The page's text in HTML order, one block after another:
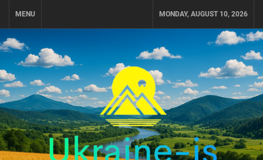
MENU MONDAY, AUGUST 10, 2026